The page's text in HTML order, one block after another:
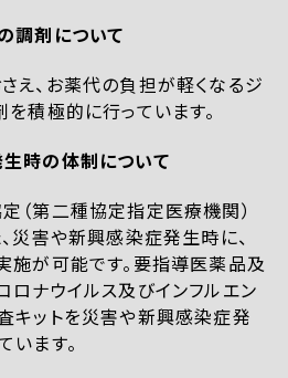
調剤について
え、お薬代の負担が軽くなるジ
積極的に行っています。
時の体制について
（第二種協定指定医療機関）
災害や新興感染症発生時に、
施が可能です。要指導医薬品及
ロナウイルス及びインフルエン
キットを災害や新興感染症発
ます。